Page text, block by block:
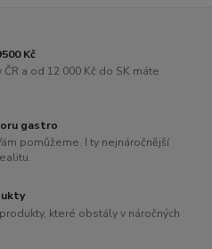
Kč
a od 12 000 Kč do SK máte
gastro
pomůžeme. I ty nejnáročnější
které obstály v náročných